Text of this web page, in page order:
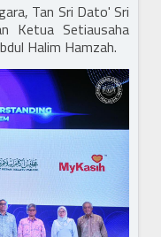
Tan Sri Dato' Sri
Ketua Setiausaha
Halim Hamzah.